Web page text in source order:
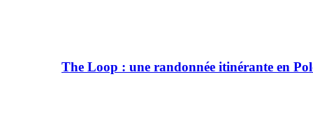
The Loop : une randonnée itinérante en